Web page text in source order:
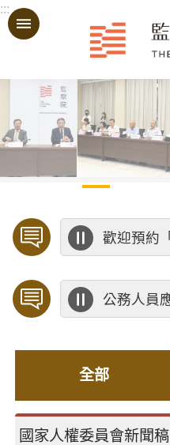
跳到主要內容區塊
:::
全部
國家人權委員會新聞稿